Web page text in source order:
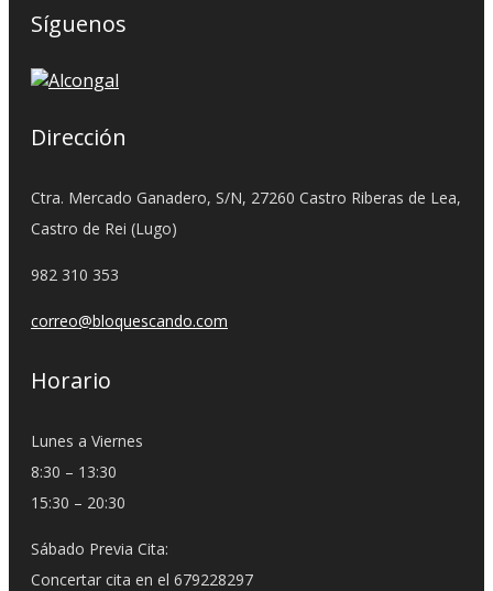
Síguenos
Dirección
Ctra. Mercado Ganadero, S/N, 27260 Castro Riberas de Lea,
Castro de Rei (Lugo)
982 310 353
correo@bloquescando.com
Horario
Lunes a Viernes
8:30 – 13:30
15:30 – 20:30
Sábado Previa Cita:
Concertar cita en el 679228297